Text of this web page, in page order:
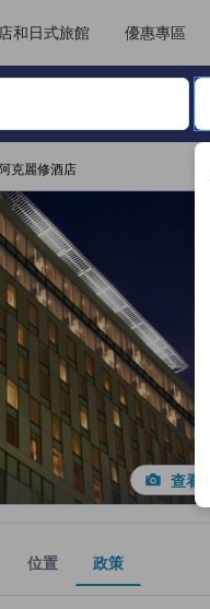
和日式旅館 優惠專區
並使用箭頭鍵或 Tab鍵尋找，再
克麗修酒店
查看
位置 政策